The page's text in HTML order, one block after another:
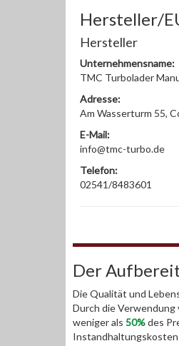
Hersteller/
Hersteller
Unternehmensname:
TMC Turbolader
Adresse:
Am Wasserturm 55,
E-Mail:
info@tmc-turbo.de
Telefon:
02541/8483601
Der
Die Qualität und
Durch die
weniger als 50%des